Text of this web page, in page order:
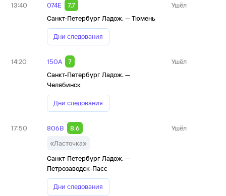
13:40 074Е
7.7
Санкт-Петербург Ладож. — Тюмень
Дни следования
Ушёл
14:20 150А
7
Санкт-Петербург Ладож. —
Челябинск
Дни следования
Ушёл
17:50 806В
8.6
«Ласточка»
Санкт-Петербург Ладож. —
Петрозаводск-Пасс
Дни следования
Ушёл